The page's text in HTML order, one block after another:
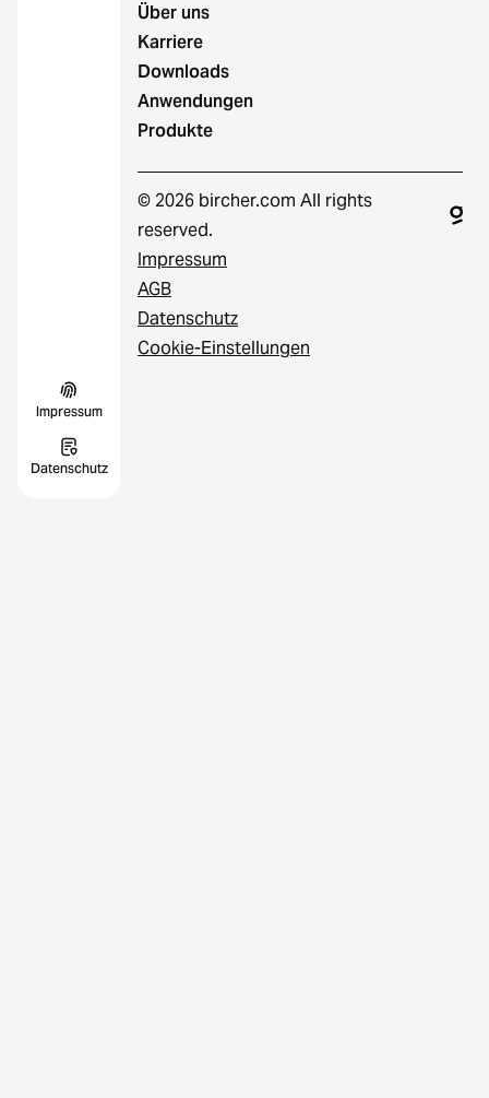
Impressum
Datenschutz
Über uns
Karriere
Downloads
Anwendungen
Produkte
© 2026 bircher.com All rights
reserved.
Impressum
AGB
Datenschutz
Cookie-Einstellungen